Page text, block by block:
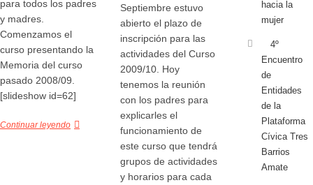
para todos los padres
y madres.
Comenzamos el
curso presentando la
Memoria del curso
pasado 2008/09.
[slideshow id=62]
Continuar leyendo
Septiembre estuvo
abierto el plazo de
inscripción para las
actividades del Curso
2009/10. Hoy
tenemos la reunión
con los padres para
explicarles el
funcionamiento de
este curso que tendrá
grupos de actividades
y horarios para cada
hacia la
mujer
4º
Encuentro
de
Entidades
de la
Plataforma
Cívica Tres
Barrios
Amate